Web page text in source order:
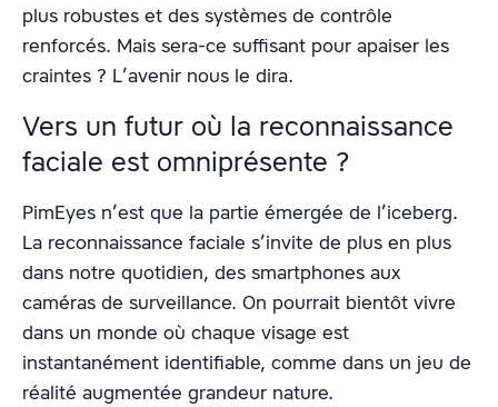
plus robustes et des systèmes de contrôle
renforcés. Mais sera-ce suffisant pour apaiser les
craintes ? L’avenir nous le dira.
Vers un futur où la reconnaissance
faciale est omniprésente ?
PimEyes n’est que la partie émergée de l’iceberg.
La reconnaissance faciale s’invite de plus en plus
dans notre quotidien, des smartphones aux
caméras de surveillance. On pourrait bientôt vivre
dans un monde où chaque visage est
instantanément identifiable, comme dans un jeu de
réalité augmentée grandeur nature.